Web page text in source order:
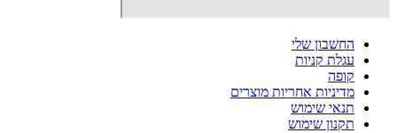
החשבון שלי
עגלת קניות
קופה
מדיניות אחריות מוצרים
תנאי שימוש
תקנון שימוש